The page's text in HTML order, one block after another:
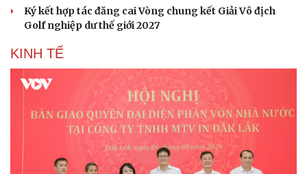
Ký kết hợp tác đăng cai Vòng chung kết Giải Vô địch
Golf nghiệp dư thế giới 2027
KINH TẾ